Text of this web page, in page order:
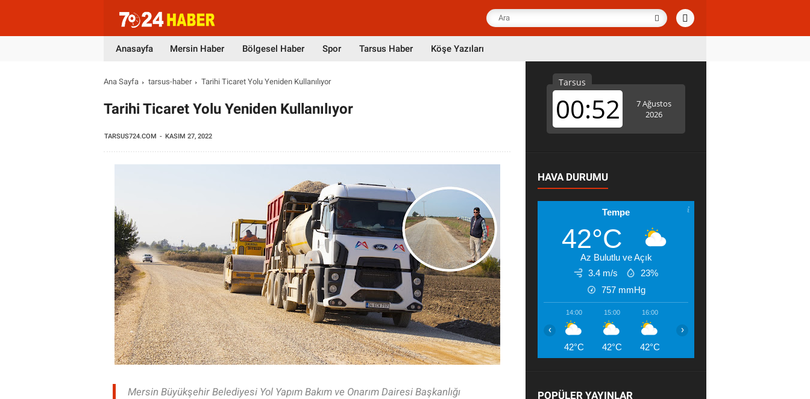
Anasayfa Mersin Haber Bölgesel Haber Spor Tarsus Haber Köşe Yazıları
Ana Sayfa tarsus-haber Tarihi Ticaret Yolu Yeniden Kullanılıyor
Tarihi Ticaret Yolu Yeniden Kullanılıyor
TARSUS724.COM KASIM 27, 2022
Mersin Büyükşehir Belediyesi Yol Yapım Bakım ve Onarım Dairesi Başkanlığı
HAVA DURUMU
Tempe
42°C
Az Bulutlu ve Açık
3.4 m/s
23%
757 mmHg
14:00
42°C
15:00
42°C
16:00
42°C
‹ ›
POPÜLER YAYINLAR